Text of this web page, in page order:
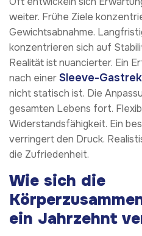
weiter. Frühe Ziele
Gewichtsabnahme.
konzentrieren sich auf
Realität ist nuancierter. Ein
nach einerSleeve-
nicht statisch ist. Die
gesamten Lebens fort.
Widerstandsfähigkeit. Ein
verringert den Druck.
die Zufriedenheit.
Wie sich die
ein Jahrzehnt